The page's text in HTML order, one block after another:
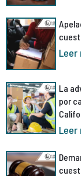
Leer
La
por
Leer